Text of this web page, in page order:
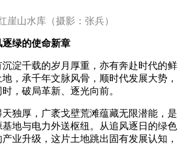
崖山水库（摄影：张兵）
逐绿的使命新章
淀千载的岁月厚重，亦有奔赴时代的鲜
，承千年文脉风骨，顺时代发展大势，
，破局革新、逐光向前。
独厚，广袤戈壁荒滩蕴藏无限潜能，是
地与电力外送枢纽。从追风逐日的绿色
业升级，这片土地跳出固有发展认知，